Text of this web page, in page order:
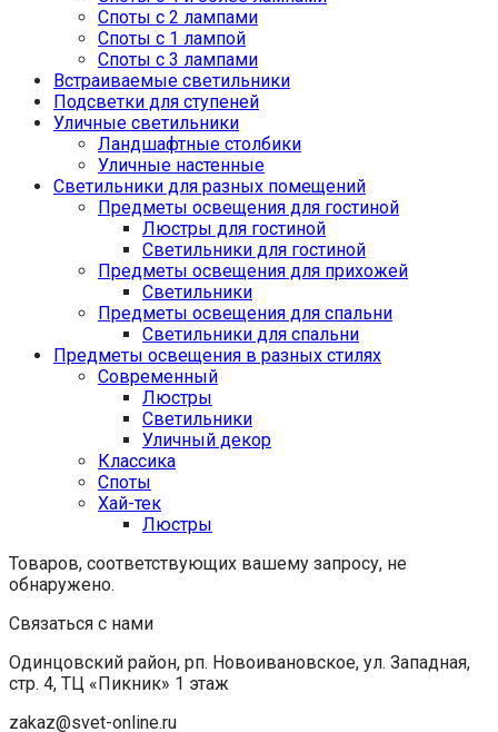
Споты с 2 лампами
Споты с 1 лампой
Споты с 3 лампами
Встраиваемые светильники
Подсветки для ступеней
Уличные светильники
Ландшафтные столбики
Уличные настенные
Светильники для разных помещений
Предметы освещения для гостиной
Люстры для гостиной
Светильники для гостиной
Предметы освещения для прихожей
Светильники
Предметы освещения для спальни
Светильники для спальни
Предметы освещения в разных стилях
Cовременный
Люстры
Светильники
Уличный декор
Классика
Споты
Хай-тек
Люстры
Товаров, соответствующих вашему запросу, не
обнаружено.
Связаться с нами
Одинцовский район, рп. Новоивановское, ул. Западная,
стр. 4, ТЦ «Пикник» 1 этаж
zakaz@svet-online.ru